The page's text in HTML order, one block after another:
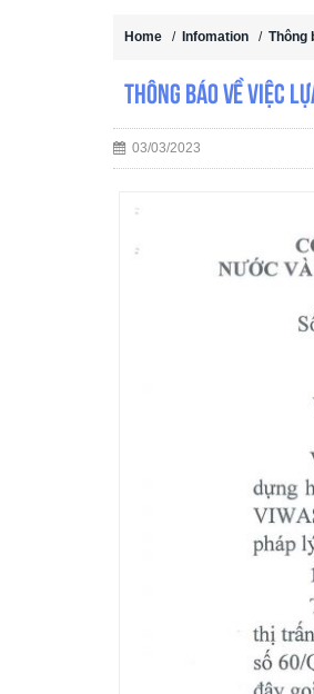
Home / Infomation / Thông
Thông báo về việc
03/03/2023